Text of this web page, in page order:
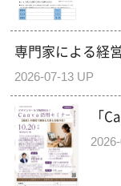
専門家による経
2026-07-13 UP
「